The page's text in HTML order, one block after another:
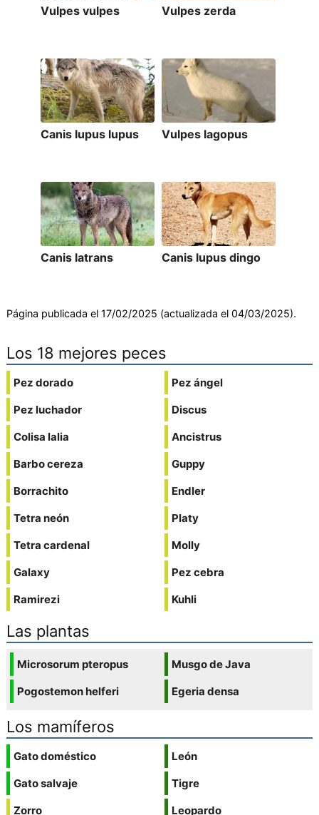
Vulpes vulpes Vulpes zerda
Canis lupus lupus Vulpes lagopus
Canis latrans Canis lupus dingo
Página publicada el 17/02/2025 (actualizada el 04/03/2025).
Los 18 mejores peces
Pez dorado
Pez luchador
Colisa lalia
Barbo cereza
Borrachito
Tetra neón
Tetra cardenal
Galaxy
Ramirezi
Pez ángel
Discus
Ancistrus
Guppy
Endler
Platy
Molly
Pez cebra
Kuhli
Las plantas
Microsorum pteropus
Pogostemon helferi
Musgo de Java
Egeria densa
Los mamíferos
Gato doméstico
Gato salvaje
Zorro
León
Tigre
Leopardo